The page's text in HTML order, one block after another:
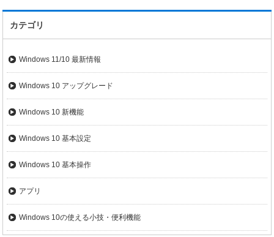
カテゴリ
Windows 11/10 最新情報
Windows 10 アップグレード
Windows 10 新機能
Windows 10 基本設定
Windows 10 基本操作
アプリ
Windows 10の使える小技・便利機能